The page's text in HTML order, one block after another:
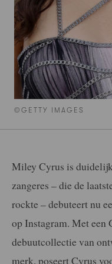
©GETTY IMAGES
Miley Cyrus is
zangeres – die de
rockte – debuteert nu
op Instagram. Met een
debuutcollectie van
merk, poseert Cyrus